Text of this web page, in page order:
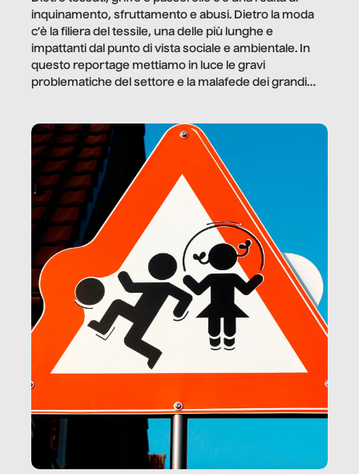
inquinamento, sfruttamento e abusi. Dietro la moda
c’è la filiera del tessile, una delle più lunghe e
impattanti dal punto di vista sociale e ambientale. In
questo reportage mettiamo in luce le gravi
problematiche del settore e la malafede dei grandi